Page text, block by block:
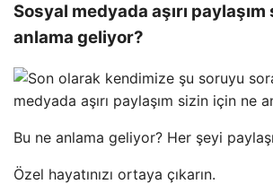
Sosyal medyada aşırı
anlama geliyor?
Bu ne anlama geliyor? Her şeyi
Özel hayatınızı ortaya çıkarın.